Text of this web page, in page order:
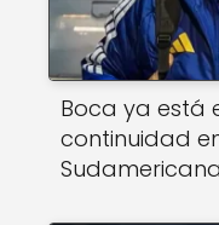
Boca ya está
continuidad
Sudamericana